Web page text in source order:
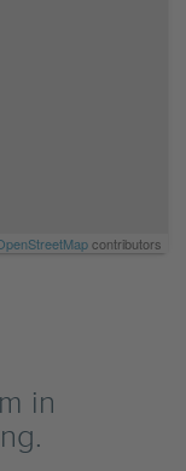
contributors
in